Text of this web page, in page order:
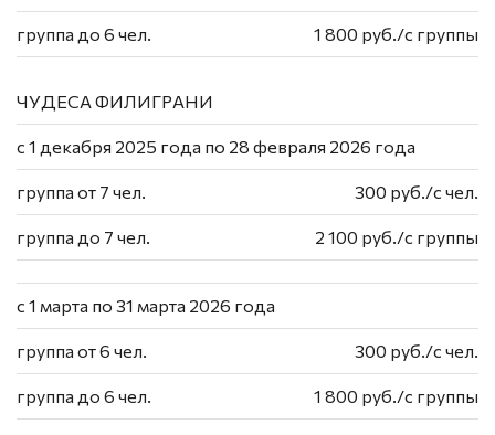
группа до 6 чел. 1 800 руб./с группы
ЧУДЕСА ФИЛИГРАНИ
с 1 декабря 2025 года по 28 февраля 2026 года
группа от 7 чел. 300 руб./с чел.
группа до 7 чел. 2 100 руб./с группы
с 1 марта по 31 марта 2026 года
группа от 6 чел. 300 руб./с чел.
группа до 6 чел. 1 800 руб./с группы